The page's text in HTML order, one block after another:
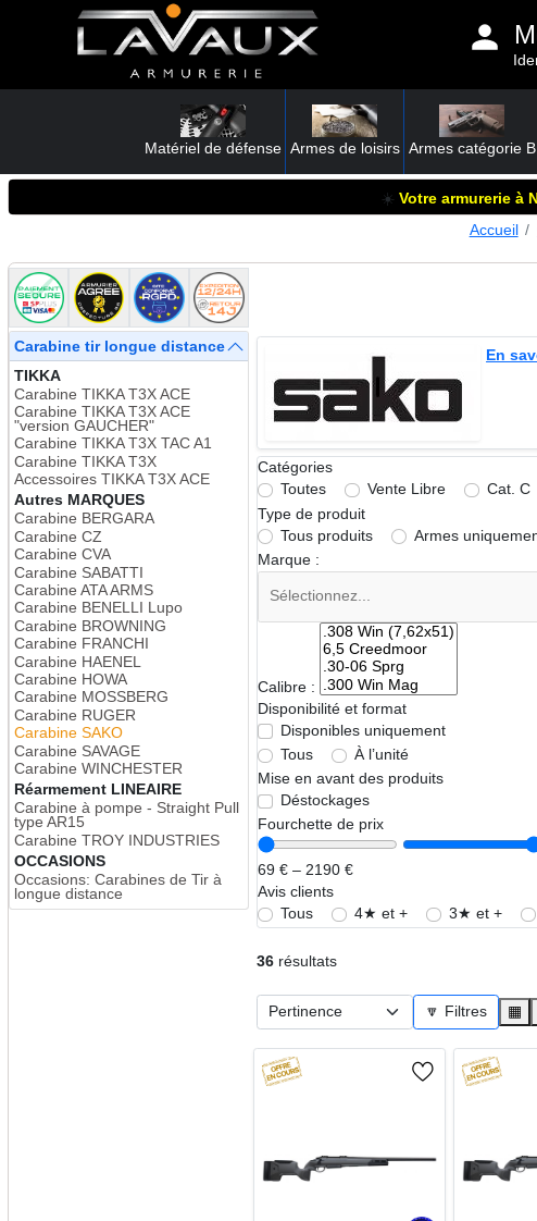
Matériel de défense Armes de loisirs Armes catégorie B
☀️ Votre armurerie à
Accueil
Carabine tir longue distance
TIKKA
Carabine TIKKA T3X ACE
Carabine TIKKA T3X ACE
"version GAUCHER"
Carabine TIKKA T3X TAC A1
Carabine TIKKA T3X
Accessoires TIKKA T3X ACE
Autres MARQUES
Carabine BERGARA
Carabine CZ
Carabine CVA
Carabine SABATTI
Carabine ATA ARMS
Carabine BENELLI Lupo
Carabine BROWNING
Carabine FRANCHI
Carabine HAENEL
Carabine HOWA
Carabine MOSSBERG
Carabine RUGER
Carabine SAKO
Carabine SAVAGE
Carabine WINCHESTER
Réarmement LINEAIRE
Carabine à pompe - Straight Pull
type AR15
Carabine TROY INDUSTRIES
OCCASIONS
Occasions: Carabines de Tir à
longue distance
En
Catégories
Toutes
Vente Libre
Cat. C
Type de produit
Tous produits
Armes
Marque :
Calibre :
Disponibilité et format
Disponibles uniquement
Tous
À l’unité
Mise en avant des produits
Déstockages
Fourchette de prix
69 € – 2190 €
Avis clients
Tous
4★ et + 3★ et +
36 résultats
🔽 Filtres ▦